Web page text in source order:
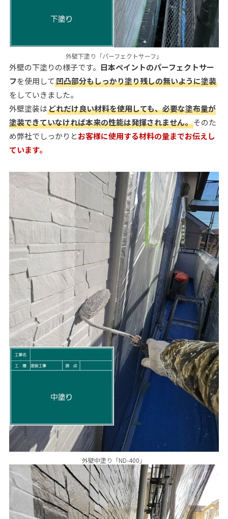
外壁下塗り「パーフェクトサーフ」
外壁の下塗りの様子です。 日本ペイントのパーフェクトサー
フを使用して凹凸部分もしっかり塗り残しの無いように塗装
をしていきました。
外壁塗装はどれだけ良い材料を使用しても、必要な塗布量が
塗装できていなければ本来の性能は発揮されません。そのた
め弊社でしっかりとお客様に使用する材料の量までお伝えし
ています。
外壁中塗り「ND-400」